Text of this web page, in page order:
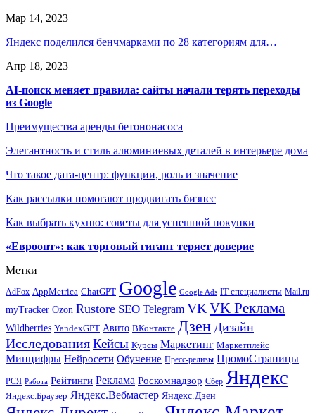
Мар 14, 2023
Яндекс поделился бенчмарками по 28 категориям для…
Апр 18, 2023
AI-поиск меняет правила: сайты начали терять переходы
из Google
Преимущества аренды бетононасоса
Элегантность и стиль алюминиевых деталей в интерьере дома
Что такое дата-центр: функции, роль и значение
Как рассылки помогают продвигать бизнес
Как выбрать кухню: советы для успешной покупки
«Евроопт»: как торговый гигант теряет доверие
Метки
AdFox AppMetrica ChatGPT Google Google Ads IT-специалисты Mail.ru
myTracker Ozon Rustore SEO Telegram VKVK Реклама
Wildberries YandexGPT Авито ВКонтакте Дзен Дизайн
ИсследованияКейсы Курсы Маркетинг Маркетплейс
Минцифры Нейросети Обучение Пресс-релизы ПромоСтраницы
РСЯ Работа Рейтинги Реклама Роскомнадзор Сбер Яндекс
Яндекс.Браузер Яндекс.Вебмастер Яндекс.Дзен